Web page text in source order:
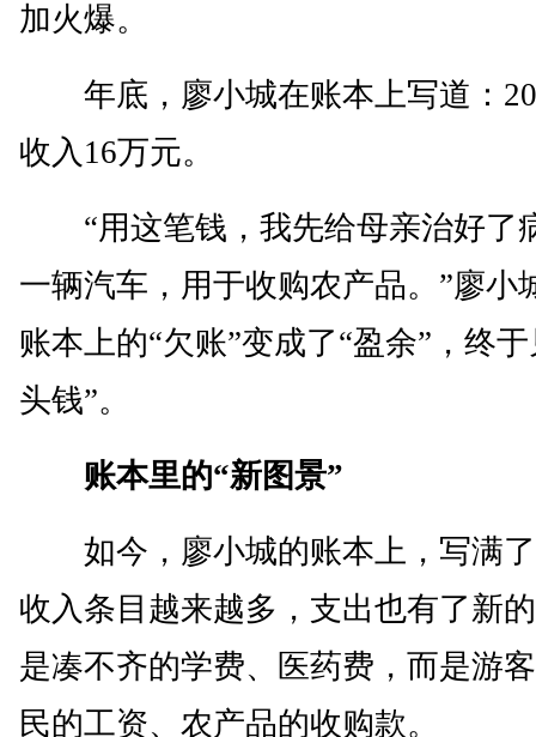
加火爆。
年底，廖小城在账本上写道：
收入16万元。
“用这笔钱，我先给母亲治好了
一辆汽车，用于收购农产品。”廖小
账本上的“欠账”变成了“盈余”，终
头钱”。
账本里的“新图景”
如今，廖小城的账本上，写满
收入条目越来越多，支出也有了新
是凑不齐的学费、医药费，而是游
民的工资、农产品的收购款。